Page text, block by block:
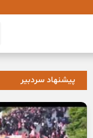
پیشنهاد سردبیر